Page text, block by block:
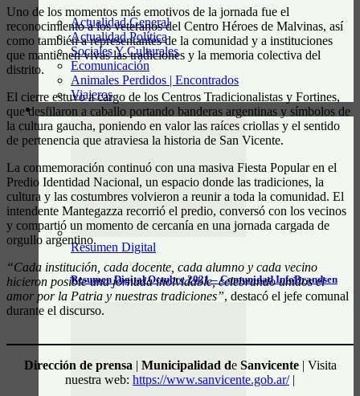
Actualidad General
Actualidad Política
Sociales Y Culturales
Ecomunicación
Animales Perdidos | Encontrados
Viajeros
RESUMEN DIGITAL
Resumen Digital
Resumen Digital Octubre 2021 – Comunidad InfoBrandsen
Uno de los momentos más emotivos de la jornada fue el
reconocimiento a los veteranos del Centro Héroes de Malvinas, así
como también a representantes de la comunidad y a instituciones
que mantienen vivas las tradiciones y la memoria colectiva del
distrito.
El cierre estuvo a cargo de los Centros Tradicionalistas y Fortines,
que desfilaron a caballo portando banderas argentinas y símbolos de
la cultura gaucha, poniendo en valor las raíces criollas y el sentido
de pertenencia que atraviesa la historia de San Vicente.
La conmemoración continuó con una masiva Fiesta Popular en el
Predio Identidad Nacional, un espacio donde las tradiciones, la
cultura y las costumbres volvieron a reunir a toda la comunidad. El
intendente Mantegazza recorrió el predio, conversó con los vecinos
y compartió un momento de cercanía en una jornada cargada de
orgullo argentino.
“Cada institución, cada docente, cada alumno y cada vecino
hicieron posible una jornada inolvidable, celebrando unidos el
amor por la Patria y nuestras tradiciones”, destacó el jefe comunal
durante el discurso.
Dirección de prensa | Municipalidad de Sanvicente| Visita
nuestra web: https://www.sanvicente.gob.ar/|